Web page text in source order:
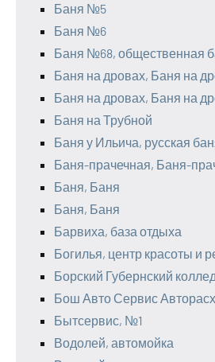
Баня №5
Баня №6
Баня №68, общественная
Баня на дровах, Баня на
Баня на дровах, Баня на
Баня на Трубной
Баня у Ильича, русская
Баня-прачечная, Баня-
Баня, Баня
Баня, Баня
Барвиха, база отдыха
Богилья, центр красоты и
Борский Губернский
Бош Авто Сервис
Бытсервис, №1
Водолей, автомойка